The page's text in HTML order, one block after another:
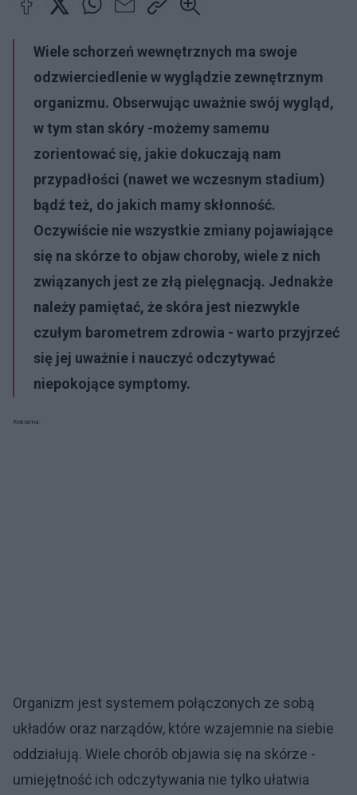
Wiele schorzeń wewnętrznych ma swoje
odzwierciedlenie w wyglądzie zewnętrznym
organizmu. Obserwując uważnie swój wygląd,
w tym stan skóry -możemy samemu
zorientować się, jakie dokuczają nam
przypadłości (nawet we wczesnym stadium)
bądź też, do jakich mamy skłonność.
Oczywiście nie wszystkie zmiany pojawiające
się na skórze to objaw choroby, wiele z nich
związanych jest ze złą pielęgnacją. Jednakże
należy pamiętać, że skóra jest niezwykle
czułym barometrem zdrowia - warto przyjrzeć
się jej uważnie i nauczyć odczytywać
niepokojące symptomy.
Reklama:
Organizm jest systemem połączonych ze sobą
układów oraz narządów, które wzajemnie na siebie
oddziałują. Wiele chorób objawia się na skórze -
umiejętność ich odczytywania nie tylko ułatwia